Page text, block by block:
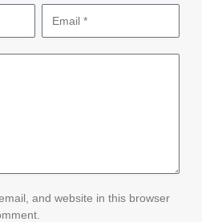
and website in this browser